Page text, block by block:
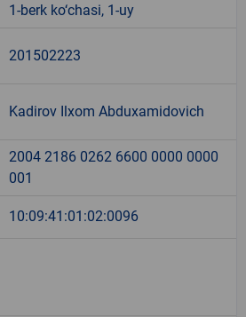
1-berk ko‘chasi, 1-uy
201502223
Kadirov Ilxom Abduxamidovich
2004 2186 0262 6600 0000 0000
001
10:09:41:01:02:0096